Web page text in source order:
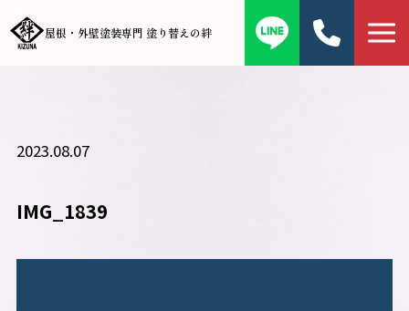
屋根・外壁塗装専門 塗り替えの絆
2023.08.07
IMG_1839